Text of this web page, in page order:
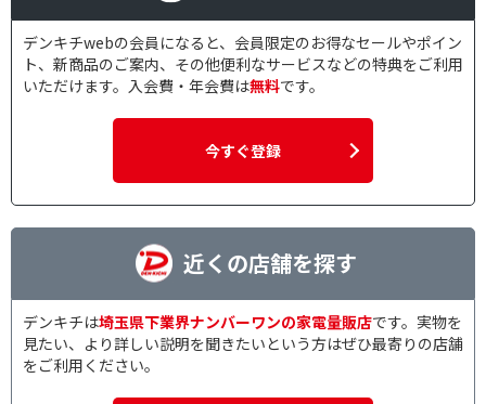
デンキチwebの会員になると、会員限定のお得なセールやポイン
ト、新商品のご案内、その他便利なサービスなどの特典をご利用
いただけます。入会費・年会費は無料です。
今すぐ登録
近くの店舗を探す
デンキチは埼玉県下業界ナンバーワンの家電量販店です。実物を
見たい、より詳しい説明を聞きたいという方はぜひ最寄りの店舗
をご利用ください。